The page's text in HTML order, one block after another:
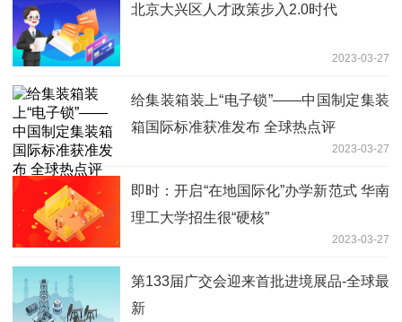
北京大兴区人才政策步入2.0时代
2023-03-27
给集装箱装上“电子锁”——中国制定集装
箱国际标准获准发布 全球热点评
2023-03-27
即时：开启“在地国际化”办学新范式 华南
理工大学招生很“硬核”
2023-03-27
第133届广交会迎来首批进境展品-全球最
新